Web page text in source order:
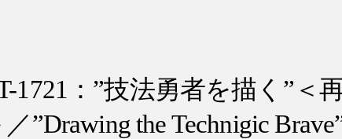
1721：”技法勇者を描く”＜
”Drawing the Technigic